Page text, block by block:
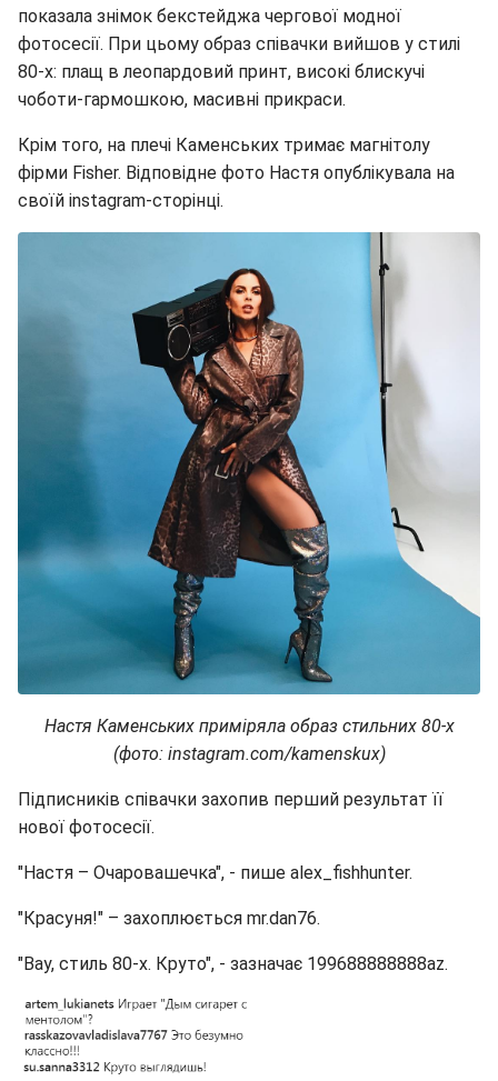
показала знімок бекстейджа чергової модної
фотосесії. При цьому образ співачки вийшов у стилі
80-х: плащ в леопардовий принт, високі блискучі
чоботи-гармошкою, масивні прикраси.
Крім того, на плечі Каменських тримає магнітолу
фірми Fisher. Відповідне фото Настя опублікувала на
своїй instagram-сторінці.
Настя Каменських приміряла образ стильних 80-х
(фото: instagram.com/kamenskux)
Підписників співачки захопив перший результат її
нової фотосесії.
"Настя – Очаровашечка", - пише alex_fishhunter.
"Красуня!" – захоплюється mr.dan76.
"Вау, стиль 80-х. Круто", - зазначає 199688888888az.